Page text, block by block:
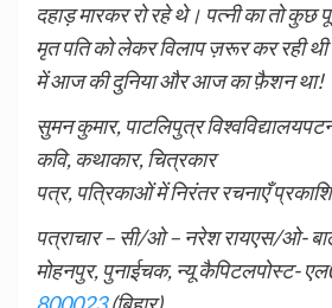
दहाड़ मारकर रो रहे थे। पत्नी का तो कुछ
मृत पति को लेकर विलाप ज़रूर कर रही
में आज की दुनिया और आज का फ़ैशन था!
सुमन कुमार, पाटलिपुत्र
कवि, कथाकार, चित्रकार
पत्र, पत्रिकाओं में निरंतर रचनाएँ
पत्राचार – सी/ओ – नरेश रायएस/ओ-
मोहनपुर, पुनाईचक, न्यू कैपिटलपोस्ट-